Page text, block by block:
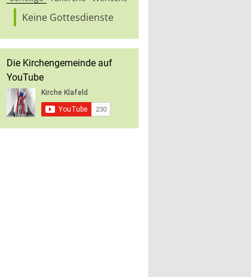
Keine Gottesdienste
Die Kirchengemeinde auf
YouTube